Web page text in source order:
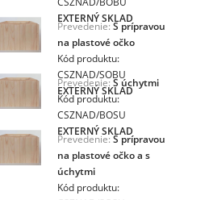
EXTERNÝ SKLAD
Prevedenie: S prípravou
na plastové očko
Kód produktu:
CSZNAD/SOBU
EXTERNÝ SKLAD
Prevedenie:S úchytmi
Kód produktu:
CSZNAD/BOSU
EXTERNÝ SKLAD
Prevedenie: S prípravou
na plastové očko a s
úchytmi
Kód produktu: